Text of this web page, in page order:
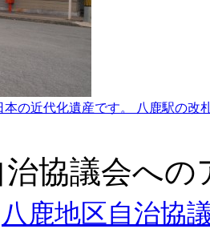
本の近代化遺産です。 八鹿駅の
治協議会への
八鹿地区自治協